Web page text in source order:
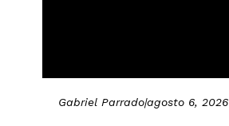
Gabriel Parrado|agosto 6, 2026